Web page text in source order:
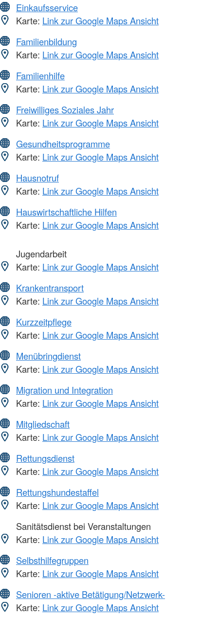
Einkaufsservice
Karte: Link zur Google Maps Ansicht
Familienbildung
Karte: Link zur Google Maps Ansicht
Familienhilfe
Karte: Link zur Google Maps Ansicht
Freiwilliges Soziales Jahr
Karte: Link zur Google Maps Ansicht
Gesundheitsprogramme
Karte: Link zur Google Maps Ansicht
Hausnotruf
Karte: Link zur Google Maps Ansicht
Hauswirtschaftliche Hilfen
Karte: Link zur Google Maps Ansicht
Jugendarbeit
Karte: Link zur Google Maps Ansicht
Krankentransport
Karte: Link zur Google Maps Ansicht
Kurzzeitpflege
Karte: Link zur Google Maps Ansicht
Menübringdienst
Karte: Link zur Google Maps Ansicht
Migration und Integration
Karte: Link zur Google Maps Ansicht
Mitgliedschaft
Karte: Link zur Google Maps Ansicht
Rettungsdienst
Karte: Link zur Google Maps Ansicht
Rettungshundestaffel
Karte: Link zur Google Maps Ansicht
Sanitätsdienst bei Veranstaltungen
Karte: Link zur Google Maps Ansicht
Selbsthilfegruppen
Karte: Link zur Google Maps Ansicht
Senioren -aktive Betätigung/Netzwerk-
Karte: Link zur Google Maps Ansicht